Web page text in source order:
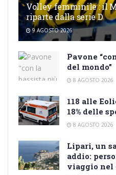
Volley femminile : il
riparte dalla serie D
9 AGOSTO 2026
Pavone
del mondo”
8 AGOSTO 2026
118 alle
18% delle
8 AGOSTO 2026
Lipari, un
addio:
viaggio nel